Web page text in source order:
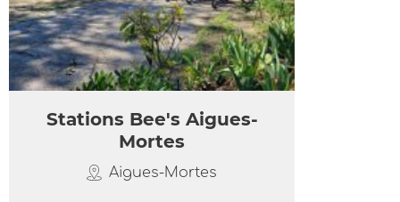
Stations Bee's Aigues-
Mortes
Aigues-Mortes